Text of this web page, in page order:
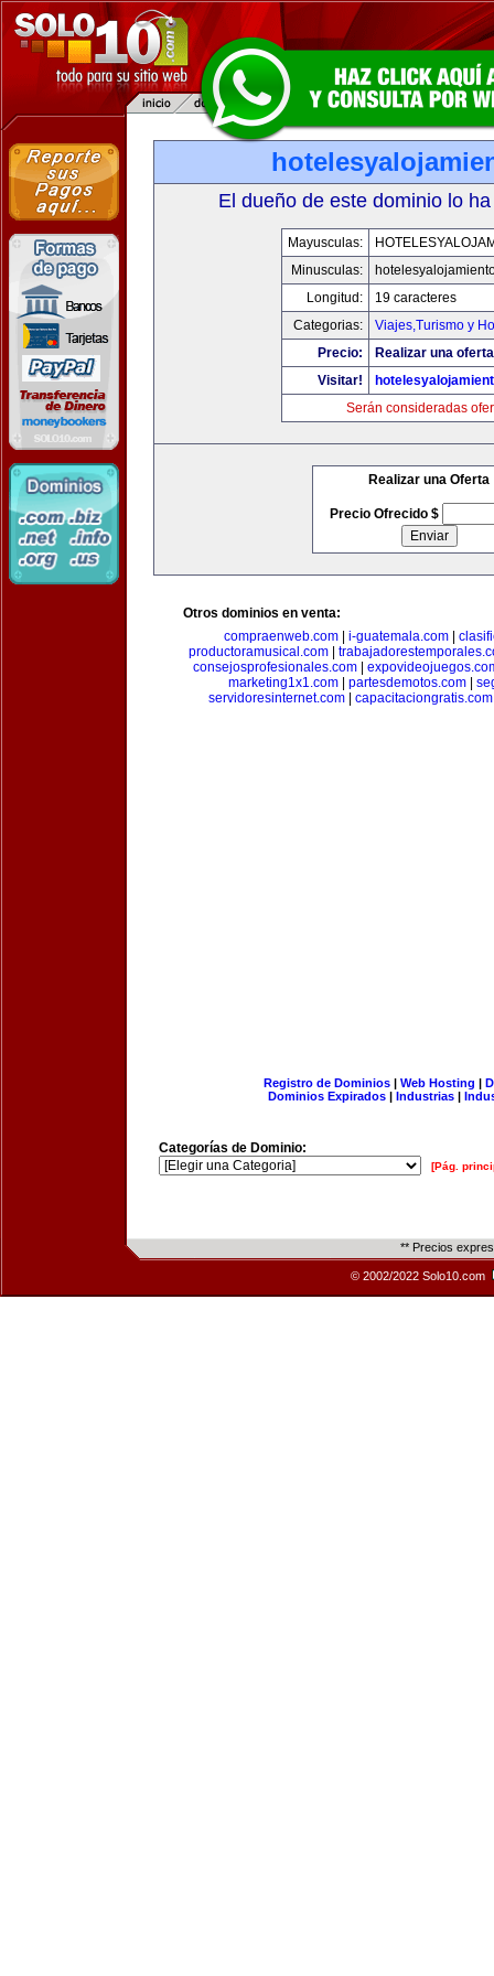
El dueño de este dominio lo
Mayusculas:
Minusculas:
Longitud:
19 caracteres
Categorias:
Viajes,Turismo y
Precio:
Realizar una
Visitar!
Serán consideradas
Realizar una Oferta
Precio Ofrecido $
Otros dominios en venta:
compraenweb.com| i-guatemala.com|
productoramusical.com
consejosprofesionales.com|
marketing1x1.com| partesdemotos.com|
servidoresinternet.com| capacitaciongratis.com
Registro de Dominios| Web Hosting |
Dominios Expirados | Industrias |
Categorías de Dominio:
[Pág.
** Precios
© 2002/2022 Solo10.com